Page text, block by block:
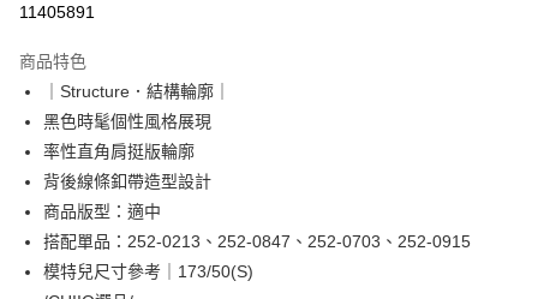
Apple Pay
街口支付
悠遊付
Google Pay
ATM付款
11405891
商品特色
｜Structure．結構輪廓｜
黑色時髦個性風格展現
率性直角肩挺版輪廓
背後線條釦帶造型設計
商品版型：適中
搭配單品：252-0213、252-0847、252-0703、252-0915
模特兒尺寸參考｜173/50(S)